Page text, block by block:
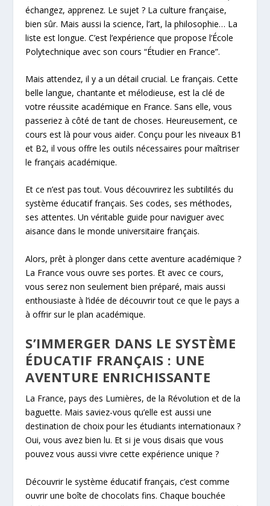
échangez, apprenez. Le sujet ? La culture française,
bien sûr. Mais aussi la science, l’art, la philosophie… La
liste est longue. C’est l’expérience que propose l’École
Polytechnique avec son cours “Étudier en France”.
Mais attendez, il y a un détail crucial. Le français. Cette
belle langue, chantante et mélodieuse, est la clé de
votre réussite académique en France. Sans elle, vous
passeriez à côté de tant de choses. Heureusement, ce
cours est là pour vous aider. Conçu pour les niveaux B1
et B2, il vous offre les outils nécessaires pour maîtriser
le français académique.
Et ce n’est pas tout. Vous découvrirez les subtilités du
système éducatif français. Ses codes, ses méthodes,
ses attentes. Un véritable guide pour naviguer avec
aisance dans le monde universitaire français.
Alors, prêt à plonger dans cette aventure académique ?
La France vous ouvre ses portes. Et avec ce cours,
vous serez non seulement bien préparé, mais aussi
enthousiaste à l’idée de découvrir tout ce que le pays a
à offrir sur le plan académique.
S’IMMERGER DANS LE SYSTÈME
ÉDUCATIF FRANÇAIS : UNE
AVENTURE ENRICHISSANTE
La France, pays des Lumières, de la Révolution et de la
baguette. Mais saviez-vous qu’elle est aussi une
destination de choix pour les étudiants internationaux ?
Oui, vous avez bien lu. Et si je vous disais que vous
pouvez vous aussi vivre cette expérience unique ?
Découvrir le système éducatif français, c’est comme
ouvrir une boîte de chocolats fins. Chaque bouchée